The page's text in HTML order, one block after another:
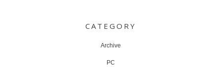
CATEGORY
Archive
PC